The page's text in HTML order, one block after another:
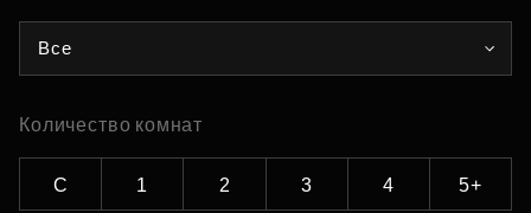
Все
Количество комнат
С 1 2 3 4 5+